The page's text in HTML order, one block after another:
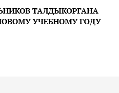
ТАЛДЫКОРГАНА
УЧЕБНОМУ ГОДУ